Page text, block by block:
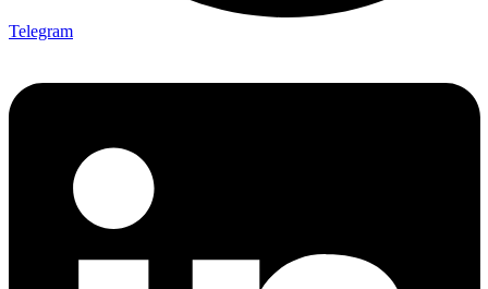
Telegram